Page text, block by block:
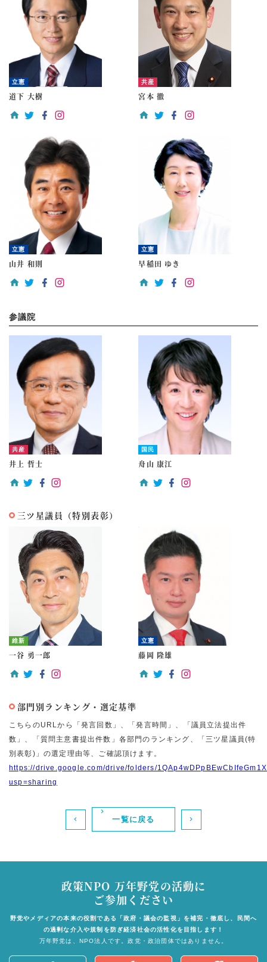
立憲
道下 大樹
共産
宮本 徹
立憲
山井 和則
立憲
早稲田 ゆき
参議院
共産
井上 哲士
国民
舟山 康江
三ツ星議員（特別表彰）
維新
一谷 勇一郎
立憲
藤岡 隆雄
部門別ランキング・選定基準
こちらのURLから「発言回数」、「発言時間」、「議員立法提出件
数」、「質問主意書提出件数」各部門のランキング、「三ツ星議員(特
別表彰)」の選定理由等、ご確認頂けます。
https://drive.google.com/drive/folders/
usp=sharing
一覧に戻る
政策NPO 万年野党の活動に
ご参加ください
野党やメディアの本来の役割である「政府・議会の監視」を補完・徹底し、
民間へ
の過剰な介入や規制を防ぎ経済社会の活性化を目指します！
万年野党は、NPO法人です。政党・政治団体ではありません。